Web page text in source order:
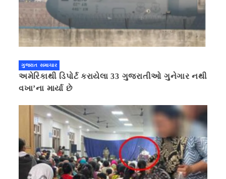
ગુજરાત સમાચાર
અમેરિકાથી ડિપોર્ટ કરાયેલા 33 ગુજરાતીઓ ગુનેગાર નથી
વખા’ના માર્યા છે